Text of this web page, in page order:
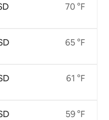
70 °F
65 °F
61 °F
59 °F